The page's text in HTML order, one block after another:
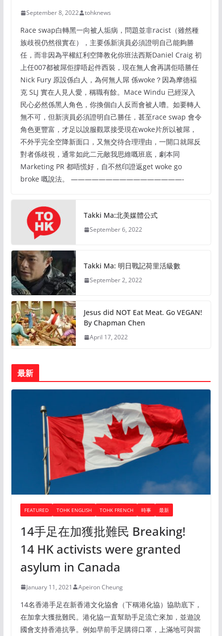
September 8, 2022 tohknews
Race swap白轉黑一向被人垢病，問題並非racist（雖然種
族歧視仍然很實在），主要係新演員必須證明自己能夠勝
任，而非因為平權紅利空降教化你班法西斯Daniel Craig 初
上任007都被屌佢撐唔起件西裝，現在無人會再講佢唔勝任
Nick Fury 原設係白人，為何無人屌 係woke？因為摩德褔
克 SLJ 實在人見人愛，稱職有餘。Mace Windu 已經深入
民心必然係黑人角色，你換個白人反而會被人嘈。如要轉人
無不可，但新演員必須證明自己勝任，甚至race swap 會令
角色更豐富，才足以說服觀眾接受現在woke片所以被屌，
不外乎完全空降新面口，又無交待合理理由，一開口就屌反
對者係歧視，通常如此二元敵我思維嘅班底，劇本同
Marketing PR 都唔慌好，自不然印證返get woke go
broke 嘅說法。 ————————————————-
Takki Ma:北美媒體公式
September 6, 2022
Takki Ma: 明日戰記荷里活級數
September 2, 2022
Jesus did NOT Eat Meat. Go VEGAN!
By Chapman Chen
April 17, 2022
最新
FEATURED TOHK ENGLISH TOHK FRENCH 時事 最新
14手足在加獲批難民 Breaking!
14 HK activists were granted
asylum in Canada
January 11, 2021 Apeiron Cheung
14名香港手足在新香港文化協會（下稱港化協）協助底下，
在加拿大獲批難民。港化協一直幫助手足流亡來加，並遊說
國會支持香港抗爭。例如早前手足購得口罩，上滿地可與當